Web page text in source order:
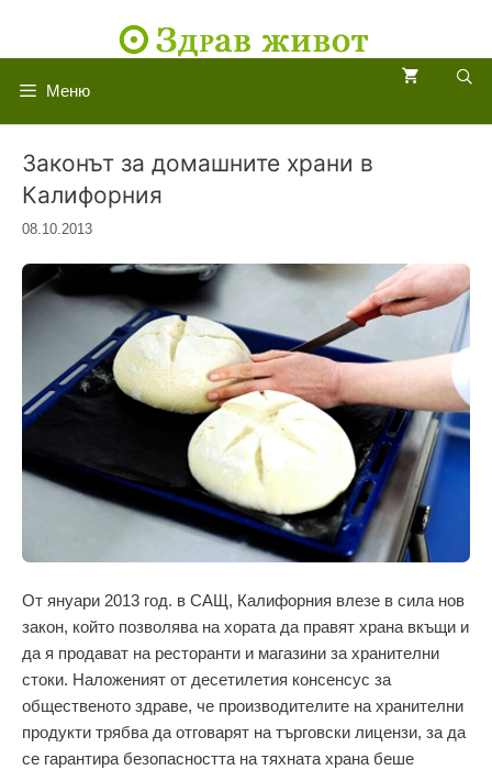
Меню
Законът за домашните храни в
Калифорния
08.10.2013
От януари 2013 год. в САЩ, Калифорния влезе в сила нов
закон, който позволява на хората да правят храна вкъщи и
да я продават на ресторанти и магазини за хранителни
стоки. Наложеният от десетилетия консенсус за
общественото здраве, че производителите на хранителни
продукти трябва да отговарят на търговски лицензи, за да
се гарантира безопасността на тяхната храна беше